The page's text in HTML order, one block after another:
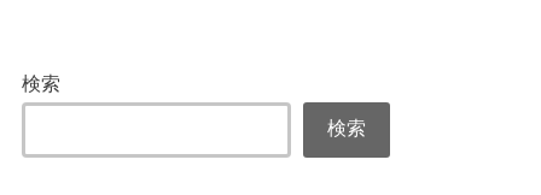
検索
検索